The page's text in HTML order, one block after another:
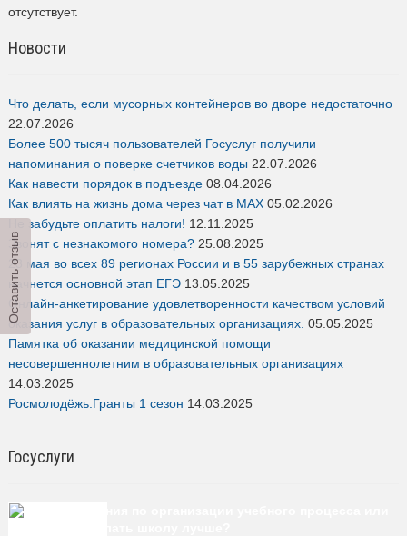
отсутствует.
Новости
Что делать, если мусорных контейнеров во дворе недостаточно
22.07.2026
Более 500 тысяч пользователей Госуслуг получили
напоминания о поверке счетчиков воды 22.07.2026
Как навести порядок в подъезде 08.04.2026
Как влиять на жизнь дома через чат в MAX 05.02.2026
Не забудьте оплатить налоги! 12.11.2025
Звонят с незнакомого номера? 25.08.2025
23 мая во всех 89 регионах России и в 55 зарубежных странах
начнется основной этап ЕГЭ 13.05.2025
Онлайн-анкетирование удовлетворенности качеством условий
оказания услуг в образовательных организациях. 05.05.2025
Памятка об оказании медицинской помощи
несовершеннолетним в образовательных организациях
14.03.2025
Росмолодёжь.Гранты 1 сезон 14.03.2025
Госуслуги
Есть предложения по организации учебного процесса или
Оставить отзыв